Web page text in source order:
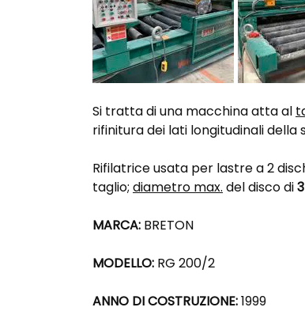
Si tratta di una macchina atta al
rifinitura dei lati longitudinali della
Rifilatrice usata per lastre a 2
taglio; diametro max. del disco di
MARCA: BRETON
MODELLO: RG 200/2
ANNO DI COSTRUZIONE:1999